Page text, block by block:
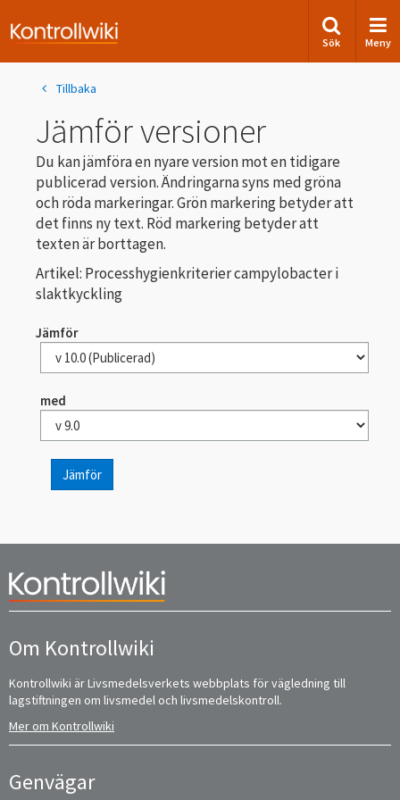
Sök Meny
Tillbaka
Jämför versioner
Du kan jämföra en nyare version mot en tidigare
publicerad version. Ändringarna syns med gröna
och röda markeringar. Grön markering betyder att
det finns ny text. Röd markering betyder att
texten är borttagen.
Artikel: Processhygienkriterier campylobacter i
slaktkyckling
Jämför
med
Jämför
Om Kontrollwiki
Kontrollwiki är Livsmedelsverkets webbplats för vägledning till
lagstiftningen om livsmedel och livsmedelskontroll.
Mer om Kontrollwiki
Genvägar